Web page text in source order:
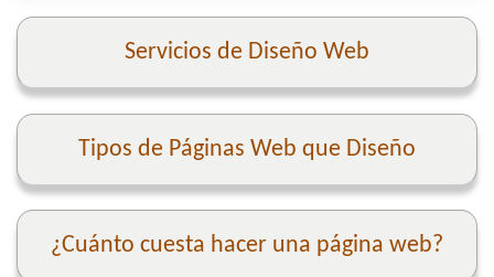
Servicios de Diseño Web
Tipos de Páginas Web que Diseño
¿Cuánto cuesta hacer una página web?